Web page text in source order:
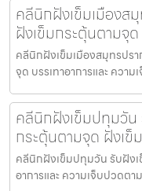
คลีนิกฝังเข็มเมืองส
ฝังเข็มกระตุ้นตามจุ
คลีนิกฝังเข็มเมืองสมุทรปร
จุด บรรเทาอาการและ ควา
คลีนิกฝังเข็มปทุมวัน
กระตุ้นตามจุด ฝังเ
คลีนิกฝังเข็มปทุมวัน รับฝังเ
อาการและ ความเจ็บปวดต